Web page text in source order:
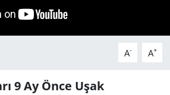
A- A+
9 Ay Önce Uşak